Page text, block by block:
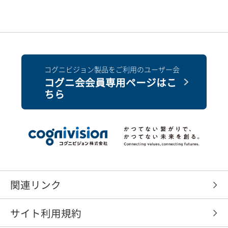
コグニビジョン製品をご利用のユーザー会
コグニ会会員専用ページはこ
ちら
関連リンク
サイト利用規約